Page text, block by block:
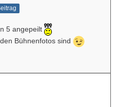
5 angepeilt
Bühnenfotos sind